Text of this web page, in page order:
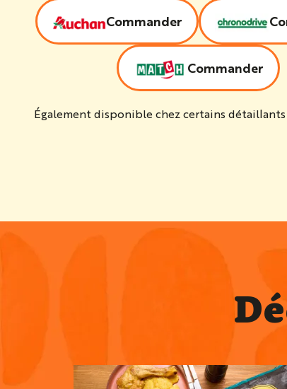
Commander
Commander
Également disponible chez certains